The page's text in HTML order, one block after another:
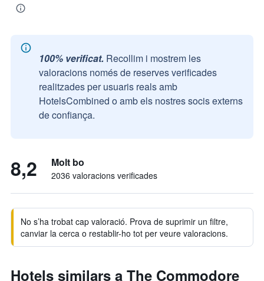
100% verificat. Recollim i mostrem les
valoracions només de reserves verificades
realitzades per usuaris reals amb
HotelsCombined o amb els nostres socis externs
de confiança.
8,2 Molt bo
2036 valoracions verificades
No s’ha trobat cap valoració. Prova de suprimir un filtre,
canviar la cerca o restablir-ho tot per veure valoracions.
Hotels similars a The Commodore